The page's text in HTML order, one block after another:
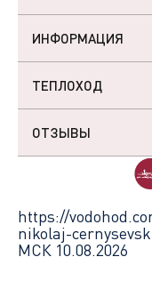
ИНФОРМАЦИЯ
ТЕПЛОХОД
ОТЗЫВЫ
https://
nikolaj-
МСК 10.08.2026